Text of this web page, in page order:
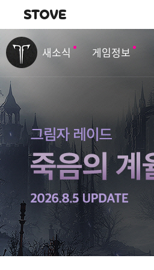
내비게이션
새소식 게임정보
벤
트
&
업
데
이
트